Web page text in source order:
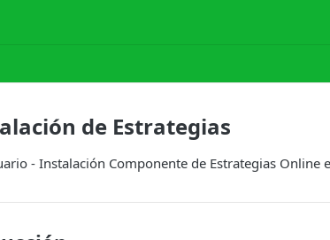
de Estrategias
- Instalación Componente de Estrategias Online